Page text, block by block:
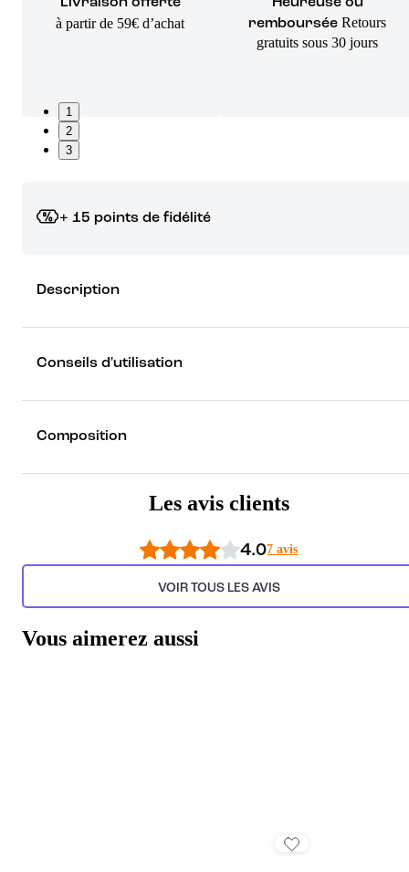
à partir de 59€ d’achat
remboursée Retours
gratuits sous 30 jours
1
2
3
+ 15 points de fidélité
rêver !
Découvrez les récompenses
Description
Conseils d'utilisation
Composition
Les avis clients
4.07 avis
VOIR TOUS LES AVIS
Vous aimerez aussi